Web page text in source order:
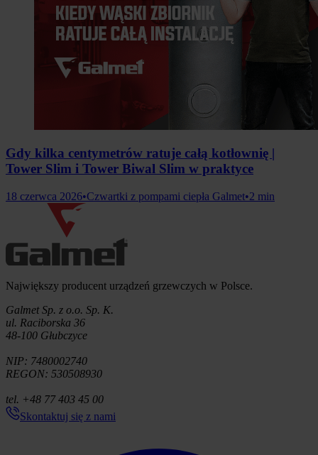
Gdy kilka centymetrów ratuje całą kotłownię |
Tower Slim i Tower Biwal Slim w praktyce
18 czerwca 2026•Czwartki z pompami ciepła Galmet•2 min
Informacje o firmie
Największy producent urządzeń grzewczych w Polsce.
Galmet Sp. z o.o. Sp. K.
ul. Raciborska 36
48-100 Głubczyce
NIP: 7480002740
REGON: 530508930
tel. +48 77 403 45 00
Skontaktuj się z nami